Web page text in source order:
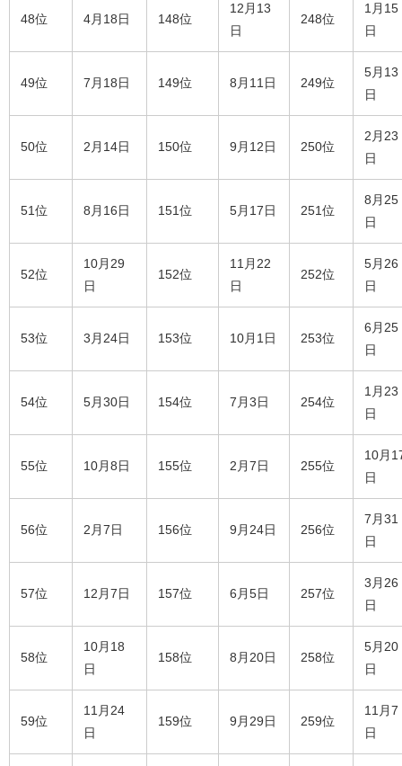
48位 4月18日 148位
12月13
日
248位
1月15
日
49位 7月18日 149位 8月11日 249位
5月13
日
50位 2月14日 150位 9月12日 250位
2月23
日
51位 8月16日 151位 5月17日 251位
8月25
日
52位
10月29
日
152位
11月22
日
252位
5月26
日
53位 3月24日 153位 10月1日 253位
6月25
日
54位 5月30日 154位 7月3日 254位
1月23
日
55位 10月8日 155位 2月7日 255位
10月
日
56位 2月7日 156位 9月24日 256位
7月31
日
57位 12月7日 157位 6月5日 257位
3月26
日
58位
10月18
日
158位 8月20日 258位
5月20
日
59位
11月24
日
159位 9月29日 259位
11月7
日